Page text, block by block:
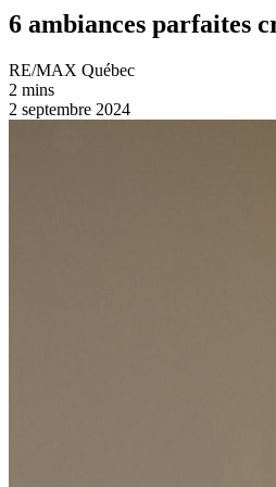
6 ambiances parfaites
RE/MAX Québec
2 mins
2 septembre 2024